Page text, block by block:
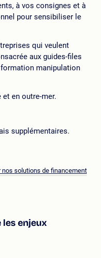
à vos consignes et à
pour sensibiliser le
qui veulent
aux guides-files
manipulation
en outre-mer.
supplémentaires.
nos solutions de financement
enjeux